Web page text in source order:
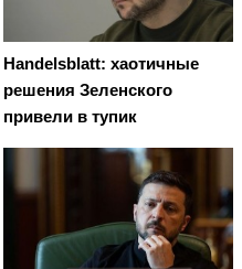
Handelsblatt: хаотичные
решения Зеленского
привели в тупик